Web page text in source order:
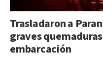
Trasladaron a
graves
embarcación